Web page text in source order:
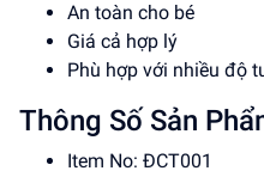
An toàn cho bé
Giá cả hợp lý
Phù hợp với nhiều độ
Thông Số Sản
Item No: ĐCT001